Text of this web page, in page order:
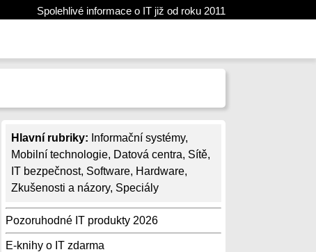
Spolehlivé informace o IT již od roku 2011
Hlavní rubriky: Informační systémy,
Mobilní technologie, Datová centra, Sítě,
IT bezpečnost, Software, Hardware,
Zkušenosti a názory, Speciály
Pozoruhodné IT produkty 2026
E-knihy o IT zdarma